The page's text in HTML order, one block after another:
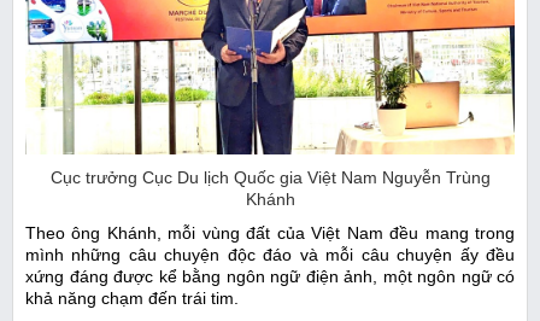
Cục trưởng Cục Du lịch Quốc gia Việt Nam Nguyễn Trùng
Khánh
Theoông Khánh, mỗi vùng đất của Việt Nam đều mang trong
mình những câu chuyện độc đáo và mỗi câu chuyện ấy đều
xứng đáng được kể bằng ngôn ngữ điện ảnh, một ngôn ngữ có
khả năng chạm đến trái tim.